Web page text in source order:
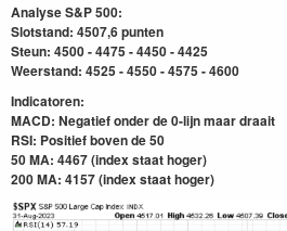
Analyse S&P 500:
Slotstand: 4507,6 punten
Steun: 4500 - 4475 - 4450 - 4425
Weerstand: 4525 - 4550 - 4575 - 4600
Indicatoren:
MACD: Negatief onder de 0-lijn maar draait
RSI: Positief bovende 50
50 MA: 4467 (index staat hoger)
200 MA: 4157(index staat hoger)